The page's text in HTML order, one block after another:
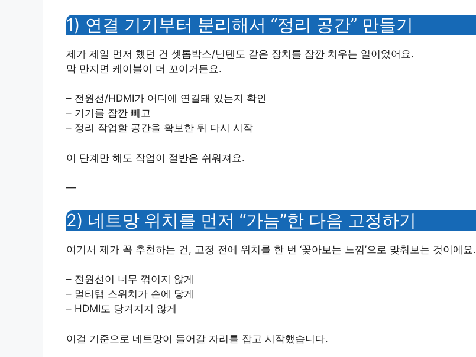
1) 연결 기기부터 분리해서 “정리 공간” 만들기
제가 제일 먼저 했던 건 셋톱박스/닌텐도 같은 장치를 잠깐 치우는 일이었어요.
막 만지면 케이블이 더 꼬이거든요.
– 전원선/HDMI가 어디에 연결돼 있는지 확인
– 기기를 잠깐 빼고
– 정리 작업할 공간을 확보한 뒤 다시 시작
이 단계만 해도 작업이 절반은 쉬워져요.
—
2) 네트망 위치를 먼저 “가늠”한 다음 고정하기
여기서 제가 꼭 추천하는 건, 고정 전에 위치를 한 번 ‘꽂아보는 느낌’으로 맞춰보는 것이에요.
– 전원선이 너무 꺾이지 않게
– 멀티탭 스위치가 손에 닿게
– HDMI도 당겨지지 않게
이걸 기준으로 네트망이 들어갈 자리를 잡고 시작했습니다.